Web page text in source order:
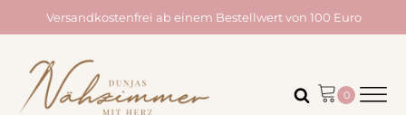
Versandkostenfrei ab einem Bestellwert von 100 Euro